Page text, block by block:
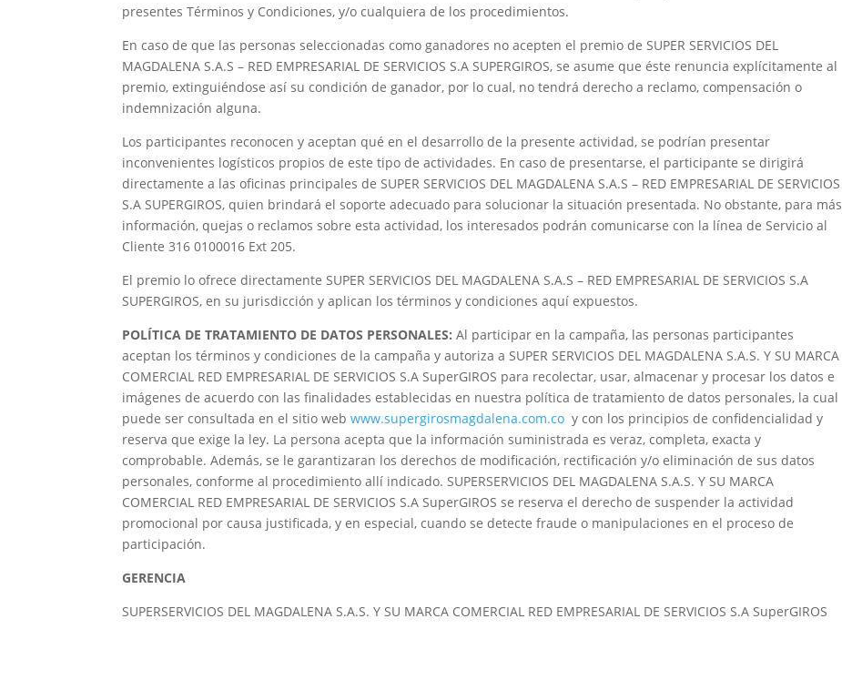
presentes Términos y Condiciones, y/o cualquiera de los procedimientos.
En caso de que las personas seleccionadas como ganadores no acepten el premio de SUPER SERVICIOS DEL
MAGDALENA S.A.S – RED EMPRESARIAL DE SERVICIOS S.A SUPERGIROS, se asume que éste renuncia explícitamente al
premio, extinguiéndose así su condición de ganador, por lo cual, no tendrá derecho a reclamo, compensación o
indemnización alguna.
Los participantes reconocen y aceptan qué en el desarrollo de la presente actividad, se podrían presentar
inconvenientes logísticos propios de este tipo de actividades. En caso de presentarse, el participante se dirigirá
directamente a las oficinas principales de SUPER SERVICIOS DEL MAGDALENA S.A.S – RED EMPRESARIAL DE SERVICIOS
S.A SUPERGIROS, quien brindará el soporte adecuado para solucionar la situación presentada. No obstante, para más
información, quejas o reclamos sobre esta actividad, los interesados podrán comunicarse con la línea de Servicio al
Cliente 316 0100016 Ext 205.
El premio lo ofrece directamente SUPER SERVICIOS DEL MAGDALENA S.A.S – RED EMPRESARIAL DE SERVICIOS S.A
SUPERGIROS, en su jurisdicción y aplican los términos y condiciones aquí expuestos.
POLÍTICA DE TRATAMIENTO DE DATOS PERSONALES: Al participar en la campaña, las personas participantes
aceptan los términos y condiciones de la campaña y autoriza a SUPER SERVICIOS DEL MAGDALENA S.A.S. Y SU MARCA
COMERCIAL RED EMPRESARIAL DE SERVICIOS S.A SuperGIROS para recolectar, usar, almacenar y procesar los datos e
imágenes de acuerdo con las finalidades establecidas en nuestra política de tratamiento de datos personales, la cual
puede ser consultada en el sitio webwww.supergirosmagdalena.com.co y con los principios de confidencialidad y
reserva que exige la ley. La persona acepta que la información suministrada es veraz, completa, exacta y
comprobable. Además, se le garantizaran los derechos de modificación, rectificación y/o eliminación de sus datos
personales, conforme al procedimiento allí indicado. SUPERSERVICIOS DEL MAGDALENA S.A.S. Y SU MARCA
COMERCIAL RED EMPRESARIAL DE SERVICIOS S.A SuperGIROS se reserva el derecho de suspender la actividad
promocional por causa justificada, y en especial, cuando se detecte fraude o manipulaciones en el proceso de
participación.
GERENCIA
SUPERSERVICIOS DEL MAGDALENA S.A.S. Y SU MARCA COMERCIAL RED EMPRESARIAL DE SERVICIOS S.A SuperGIROS